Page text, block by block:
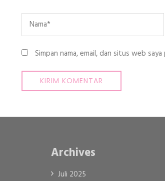
Name
Simpan nama, email, dan situs web
Archives
Juli 2025